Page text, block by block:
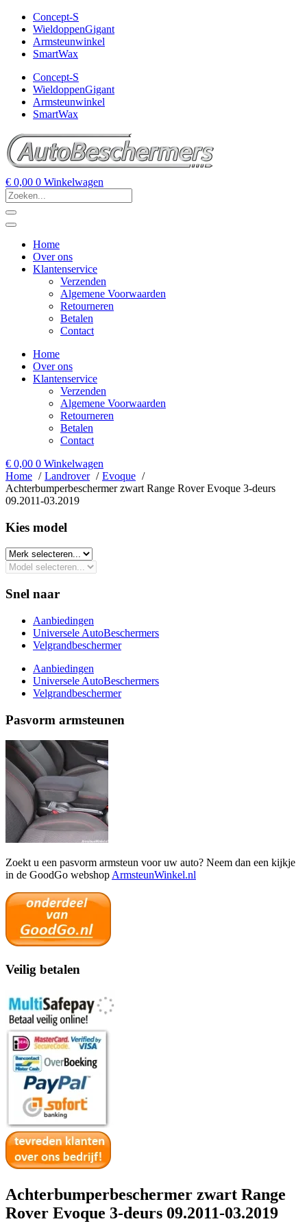
Concept-S
WieldoppenGigant
Armsteunwinkel
SmartWax
Concept-S
WieldoppenGigant
Armsteunwinkel
SmartWax
€ 0,00 0 Winkelwagen
Home
Over ons
Klantenservice
Verzenden
Algemene Voorwaarden
Retourneren
Betalen
Contact
Home
Over ons
Klantenservice
Verzenden
Algemene Voorwaarden
Retourneren
Betalen
Contact
€ 0,00 0 Winkelwagen
Home
Landrover
Evoque
Achterbumperbeschermer zwart Range Rover Evoque 3-deurs
09.2011-03.2019
Kies model​
Snel naar
Aanbiedingen
Universele AutoBeschermers
Velgrandbeschermer
Aanbiedingen
Universele AutoBeschermers
Velgrandbeschermer
Pasvorm armsteunen
Zoekt u een pasvorm armsteun voor uw auto? Neem dan een kijkje
in de GoodGo webshop ArmsteunWinkel.nl
Veilig betalen
Achterbumperbeschermer zwart Range
Rover Evoque 3-deurs 09.2011-03.2019